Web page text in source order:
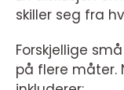
skiller seg fra
Forskjellige
på flere måter.